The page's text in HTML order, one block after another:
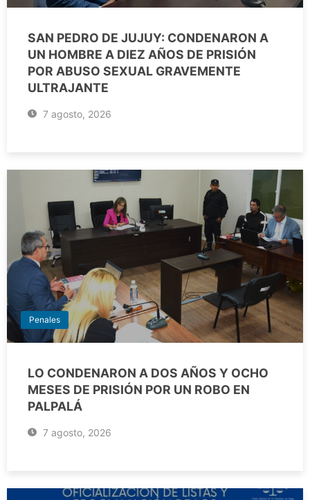
SAN PEDRO DE JUJUY: CONDENARON A
UN HOMBRE A DIEZ AÑOS DE PRISIÓN
POR ABUSO SEXUAL GRAVEMENTE
ULTRAJANTE
7 agosto, 2026
Penales
LO CONDENARON A DOS AÑOS Y OCHO
MESES DE PRISIÓN POR UN ROBO EN
PALPALÁ
7 agosto, 2026